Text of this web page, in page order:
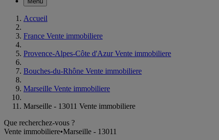
Accueil
France Vente immobiliere
Provence-Alpes-Côte d'Azur Vente immobiliere
Bouches-du-Rhône Vente immobiliere
Marseille Vente immobiliere
Marseille - 13011 Vente immobiliere
Que recherchez-vous ?
Vente immobiliere•Marseille - 13011